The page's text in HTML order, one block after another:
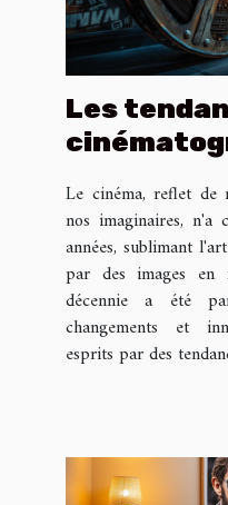
Les
dernière
Le cinéma, reflet de
nos imaginaires, n'a
années, sublimant
par des images en
décennie a été
changements et
esprits par des